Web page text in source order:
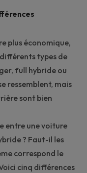
plus économique,
types de
full hybride ou
ressemblent, mais
sont bien
entre une voiture
? Faut-il les
correspond le
cinq différences